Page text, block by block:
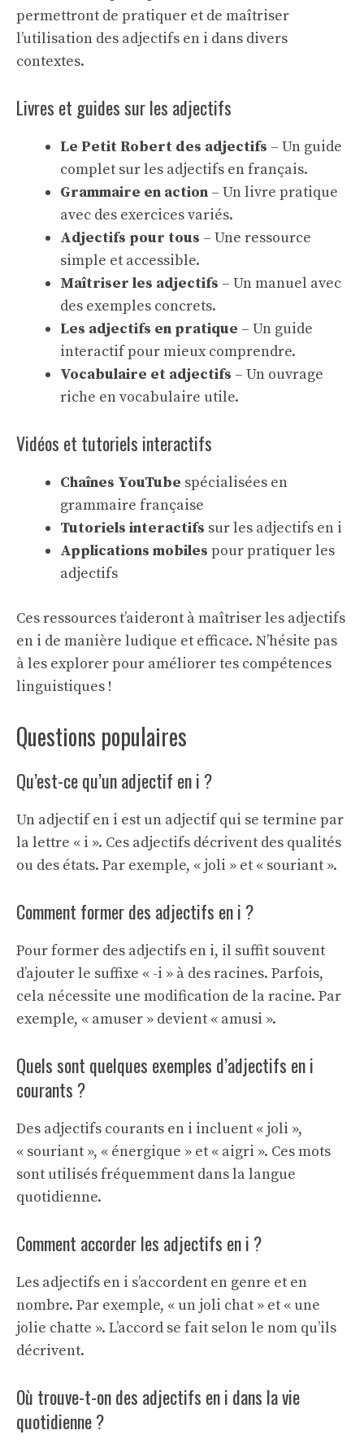
permettront de pratiquer et de maîtriser
l’utilisation des adjectifs en i dans divers
contextes.
Livres et guides sur les adjectifs
Le Petit Robert des adjectifs – Un guide
complet sur les adjectifs en français.
Grammaire en action – Un livre pratique
avec des exercices variés.
Adjectifs pour tous – Une ressource
simple et accessible.
Maîtriser les adjectifs – Un manuel avec
des exemples concrets.
Les adjectifs en pratique – Un guide
interactif pour mieux comprendre.
Vocabulaire et adjectifs – Un ouvrage
riche en vocabulaire utile.
Vidéos et tutoriels interactifs
Chaînes YouTube spécialisées en
grammaire française
Tutoriels interactifs sur les adjectifs en i
Applications mobiles pour pratiquer les
adjectifs
Ces ressources t’aideront à maîtriser les adjectifs
en i de manière ludique et efficace. N’hésite pas
à les explorer pour améliorer tes compétences
linguistiques !
Questions populaires
Qu’est-ce qu’un adjectif en i ?
Un adjectif en i est un adjectif qui se termine par
la lettre « i ». Ces adjectifs décrivent des qualités
ou des états. Par exemple, « joli » et « souriant ».
Comment former des adjectifs en i ?
Pour former des adjectifs en i, il suffit souvent
d’ajouter le suffixe « -i » à des racines. Parfois,
cela nécessite une modification de la racine. Par
exemple, « amuser » devient « amusi ».
Quels sont quelques exemples d’adjectifs en i
courants ?
Des adjectifs courants en i incluent « joli »,
« souriant », « énergique » et « aigri ». Ces mots
sont utilisés fréquemment dans la langue
quotidienne.
Comment accorder les adjectifs en i ?
Les adjectifs en i s’accordent en genre et en
nombre. Par exemple, « un joli chat » et « une
jolie chatte ». L’accord se fait selon le nom qu’ils
décrivent.
Où trouve-t-on des adjectifs en i dans la vie
quotidienne ?